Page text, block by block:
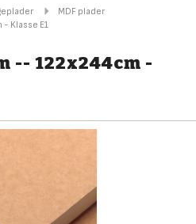
MDF plader
- Klasse E1
-- 122x244cm -